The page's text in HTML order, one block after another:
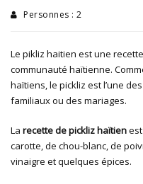
Personnes : 2
Le pikliz haitien est une
communauté haïtienne.
haïtiens, le pickliz est l’une
familiaux ou des mariages.
La recette de pickliz haïtien
carotte, de chou-blanc, de
vinaigre et quelques épices.